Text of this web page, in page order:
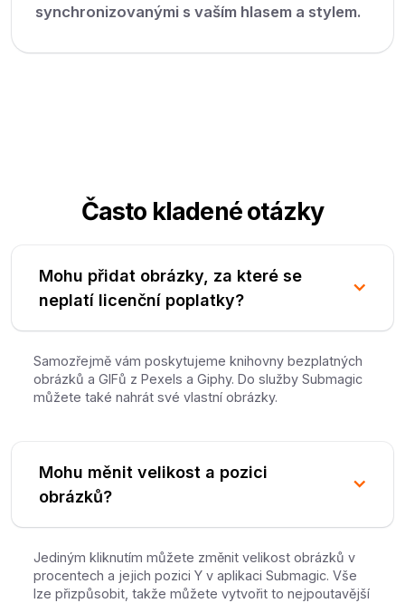
synchronizovanými s vaším hlasem a stylem.
Často kladené otázky
Mohu přidat obrázky, za které se
neplatí licenční poplatky?
Samozřejmě vám poskytujeme knihovny bezplatných
obrázků a GIFů z Pexels a Giphy. Do služby Submagic
můžete také nahrát své vlastní obrázky.
Mohu měnit velikost a pozici
obrázků?
Jediným kliknutím můžete změnit velikost obrázků v
procentech a jejich pozici Y v aplikaci Submagic. Vše
lze přizpůsobit, takže můžete vytvořit to nejpoutavější